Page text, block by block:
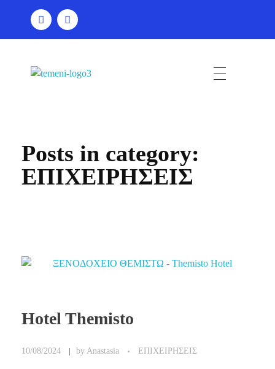
Posts in category:
ΕΠΙΧΕΙΡΗΣΕΙΣ
Hotel Themisto
10/08/2024 by Anastasia ΕΠΙΧΕΙΡΗΣΕΙΣ